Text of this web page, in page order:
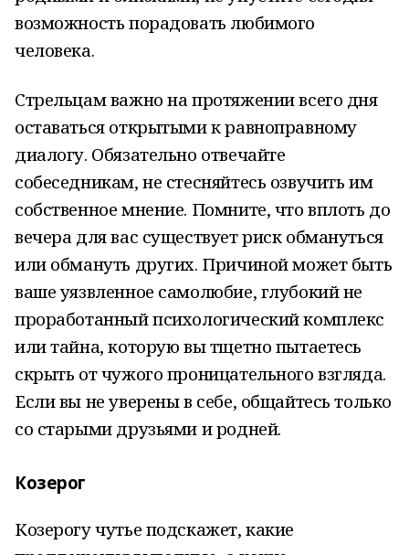
возможность порадовать любимого
человека.
Стрельцам важно на протяжении всего дня
оставаться открытыми к равноправному
диалогу. Обязательно отвечайте
собеседникам, не стесняйтесь озвучить им
собственное мнение. Помните, что вплоть до
вечера для вас существует риск обмануться
или обмануть других. Причиной может быть
ваше уязвленное самолюбие, глубокий не
проработанный психологический комплекс
или тайна, которую вы тщетно пытаетесь
скрыть от чужого проницательного взгляда.
Если вы не уверены в себе, общайтесь только
со старыми друзьями и родней.
Козерог
Козерогу чутье подскажет, какие